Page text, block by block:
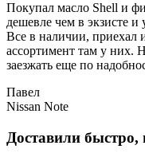
Покупал масло Shell и
дешевле чем в экзисте и
Все в наличии, приехал
ассортимент там у них.
заезжать еще по
Павел
Nissan Note
Доставили